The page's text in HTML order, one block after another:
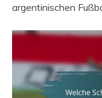
argentinischen